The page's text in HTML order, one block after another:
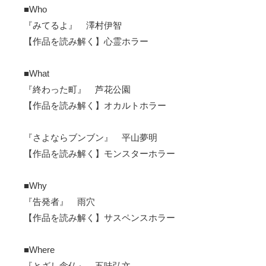
■Who
『みてるよ』 澤村伊智
【作品を読み解く】心霊ホラー
■What
『終わった町』 芦花公園
【作品を読み解く】オカルトホラー
『さよならブンブン』 平山夢明
【作品を読み解く】モンスターホラー
■Why
『告発者』 雨穴
【作品を読み解く】サスペンスホラー
■Where